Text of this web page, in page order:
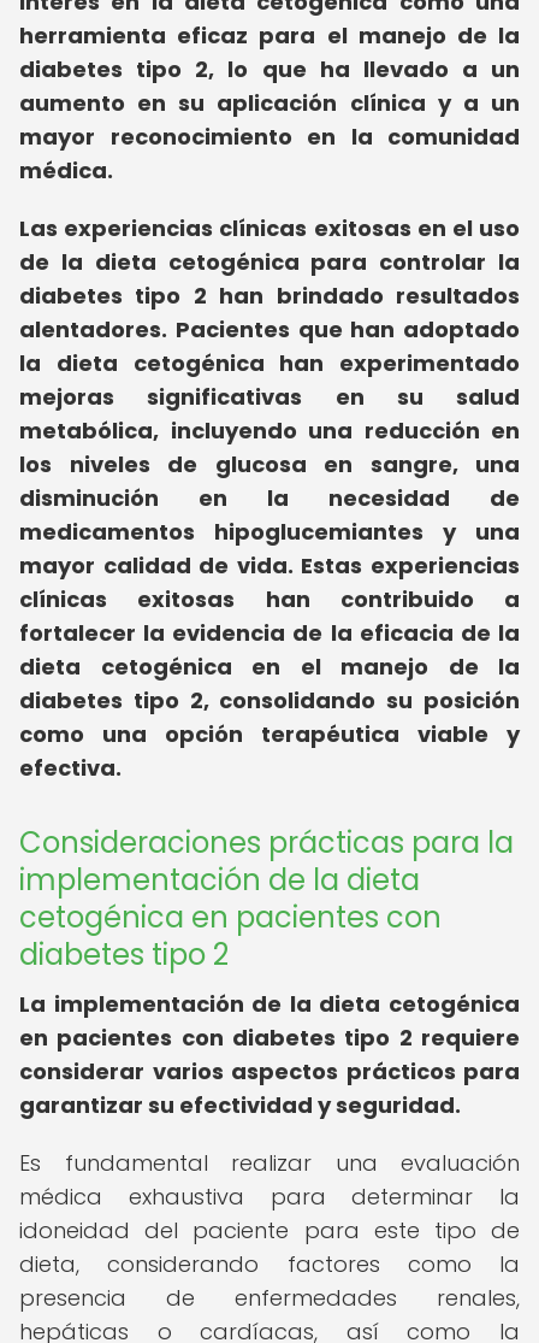
herramienta eficaz para el manejo de la
diabetes tipo 2, lo que ha llevado a un
aumento en su aplicación clínica y a un
mayor reconocimiento en la comunidad
médica.
Las experiencias clínicas exitosas en el uso
de la dieta cetogénica para controlar la
diabetes tipo 2 han brindado resultados
alentadores. Pacientes que han adoptado
la dieta cetogénica han experimentado
mejoras significativas en su salud
metabólica, incluyendo una reducción en
los niveles de glucosa en sangre, una
disminución en la necesidad de
medicamentos hipoglucemiantes y una
mayor calidad de vida. Estas experiencias
clínicas exitosas han contribuido a
fortalecer la evidencia de la eficacia de la
dieta cetogénica en el manejo de la
diabetes tipo 2, consolidando su posición
como una opción terapéutica viable y
efectiva.
Consideraciones prácticas para la
implementación de la dieta
cetogénica en pacientes con
diabetes tipo 2
La implementación de la dieta cetogénica
en pacientes con diabetes tipo 2 requiere
considerar varios aspectos prácticos para
garantizar su efectividad y seguridad.
Es fundamental realizar una evaluación
médica exhaustiva para determinar la
idoneidad del paciente para este tipo de
dieta, considerando factores como la
presencia de enfermedades renales,
hepáticas o cardíacas, así como la